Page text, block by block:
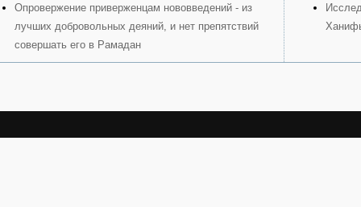
Опровержение приверженцам нововведений - из
лучших добровольных деяний, и нет препятствий
совершать его в Рамадан